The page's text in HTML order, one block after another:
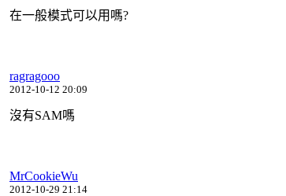
在一般模式可以用嗎?
ragragooo
2012-10-12 20:09
沒有SAM嗎
MrCookieWu
2012-10-29 21:14